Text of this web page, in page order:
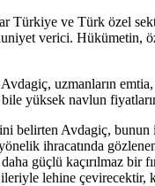
Türkiye ve Türk özel
verici.
uzmanların
yüksek navlun
belirten Avdagiç,
ihracatında
güçlü kaçırılmaz bir
lehine